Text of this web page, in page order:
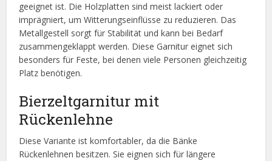
geeignet ist. Die Holzplatten sind meist lackiert oder
imprägniert, um Witterungseinflüsse zu reduzieren. Das
Metallgestell sorgt für Stabilität und kann bei Bedarf
zusammengeklappt werden. Diese Garnitur eignet sich
besonders für Feste, bei denen viele Personen gleichzeitig
Platz benötigen.
Bierzeltgarnitur mit
Rückenlehne
Diese Variante ist komfortabler, da die Bänke
Rückenlehnen besitzen. Sie eignen sich für längere